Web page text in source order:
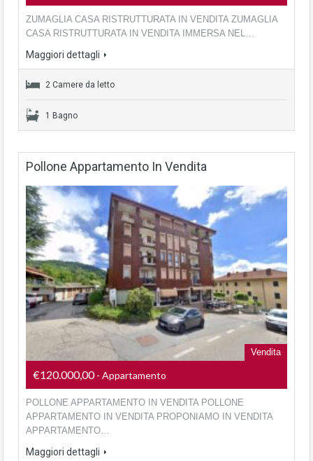
ZUMAGLIA CASA RISTRUTTURATA IN VENDITA ZUMAGLIA
CASA RISTRUTTURATA IN VENDITA IMMERSA NEL…
Maggiori dettagli
2 Camere da letto
1 Bagno
Pollone Appartamento In Vendita
Vendita
€120.000,00- Appartamento
POLLONE APPARTAMENTO IN VENDITA POLLONE
APPARTAMENTO IN VENDITA PROPONIAMO IN VENDITA
APPARTAMENTO…
Maggiori dettagli